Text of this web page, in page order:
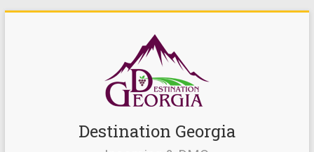
Destination Georgia